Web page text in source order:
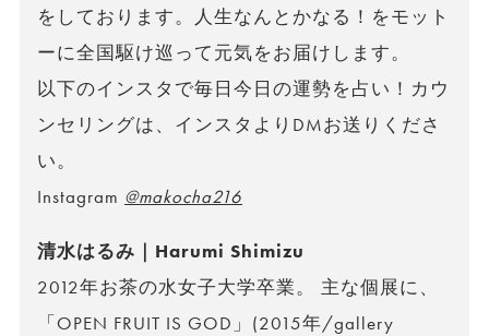
をしております。人生なんとかなる！をモット
ーに全国駆け巡って元気をお届けします。
以下のインスタで毎日今日の運勢を占い！カウ
ンセリングは、インスタよりDMお送りくださ
い。
Instagram @makocha216
清水はるみ｜Harumi Shimizu
2012年お茶の水女子大学卒業。 主な個展に、
「OPEN FRUIT IS GOD」(2015年/gallery